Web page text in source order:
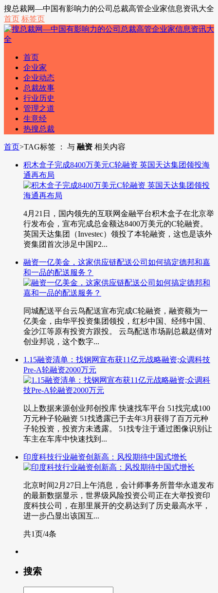
搜总裁网—中国有影响力的公司总裁高管企业家信息资讯大全
首页 标签页
首页
企业家
企业动态
总裁故事
行业历史
管理之道
生意经
热搜总裁
首页>TAG标签 ： 与 融资 相关内容
积木盒子完成8400万美元C轮融资 英国天达集团领投海
通再布局
4月21日，国内领先的互联网金融平台积木盒子在北京举
行发布会，宣布完成总金额达8400万美元的C轮融资。
英国天达集团（Investec）领投了本轮融资，这也是该外
资集团首次涉足中国P2...
融资一亿美金，这家供应链配送公司如何搞定德邦和嘉
和一品的配送服务？
同城配送平台云鸟配送宣布完成C轮融资，融资额为一
亿美金，由华平投资集团领投，红杉中国、经纬中国、
金沙江等原有投资方跟投。 云鸟配送市场副总裁赵倩对
创业邦说，这个数字...
1.15融资清单：找钢网宣布获11亿元战略融资;众调科技
Pre-A轮融资2000万元
以上数据来源创业邦创投库 快速找车平台 51找完成100
万元种子轮融资 51找透露已于去年3月获得了百万元种
子轮投资，投资方未透露。 51找专注于通过图像识别让
车主在车库中快速找到...
印度科技行业融资创新高：风投期待中国式增长
北京时间2月27日上午消息，会计师事务所普华永道发布
的最新数据显示，世界级风险投资公司正在大举投资印
度科技公司，在那里展开的交易达到了历史最高水平，
进一步凸显出该国互...
共1页/4条
搜索